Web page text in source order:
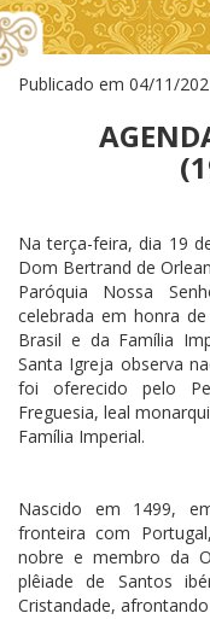
Publicado em 04/11/
Na terça-feira, dia 19
Dom Bertrand de
Paróquia Nossa
celebrada em honra
Brasil e da Família
Santa Igreja observa
foi oferecido pelo
Freguesia, leal
Família Imperial.
Nascido em 1499,
fronteira com
nobre e membro da
plêiade de Santos
Cristandade,